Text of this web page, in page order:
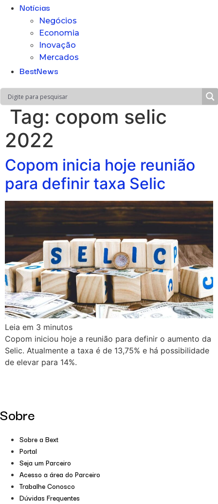
Notícias
Negócios
Economia
Inovação
Mercados
BestNews
Tag: copom selic
2022
Copom inicia hoje reunião
para definir taxa Selic
Leia em 3 minutos
Copom iniciou hoje a reunião para definir o aumento da
Selic. Atualmente a taxa é de 13,75% e há possibilidade
de elevar para 14%.
Sobre
Sobre a Bext
Portal
Seja um Parceiro
Acesso a área do Parceiro
Trabalhe Conosco
Dúvidas Frequentes